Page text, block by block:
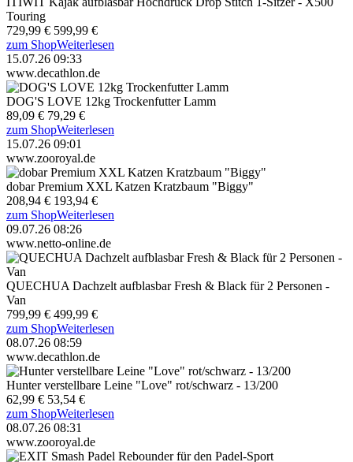
Touring
729,99 € 599,99 €
zum ShopWeiterlesen
15.07.26 09:33
www.decathlon.de
DOG'S LOVE 12kg Trockenfutter Lamm
89,09 € 79,29 €
zum ShopWeiterlesen
15.07.26 09:01
www.zooroyal.de
dobar Premium XXL Katzen Kratzbaum "Biggy"
208,94 € 193,94 €
zum ShopWeiterlesen
09.07.26 08:26
www.netto-online.de
QUECHUA Dachzelt aufblasbar Fresh & Black für 2 Personen -
Van
799,99 € 499,99 €
zum ShopWeiterlesen
08.07.26 08:59
www.decathlon.de
Hunter verstellbare Leine "Love" rot/schwarz - 13/200
62,99 € 53,54 €
zum ShopWeiterlesen
08.07.26 08:31
www.zooroyal.de